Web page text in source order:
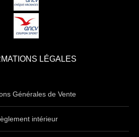
LÉGALES
Générales de Vente
intérieur